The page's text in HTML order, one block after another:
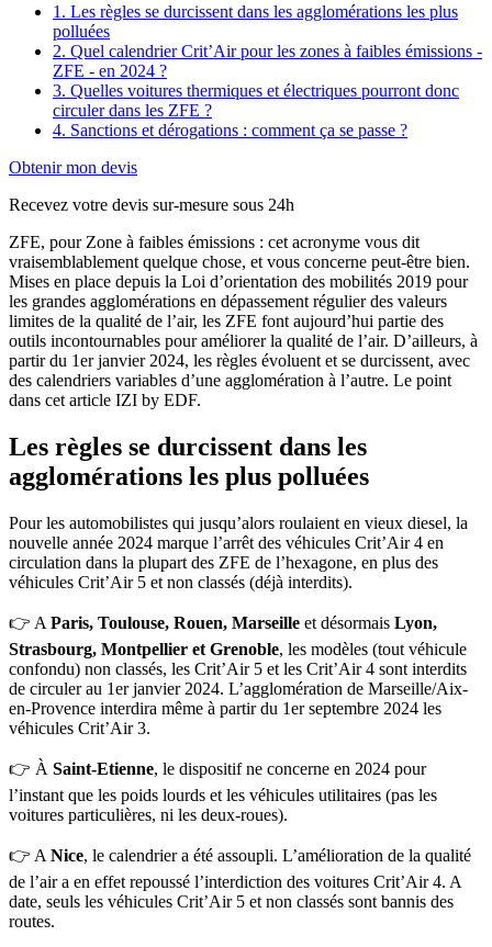
1. Les règles se durcissent dans les agglomérations les plus
polluées
2. Quel calendrier Crit’Air pour les zones à faibles émissions -
ZFE - en 2024 ?
3. Quelles voitures thermiques et électriques pourront donc
circuler dans les ZFE ?
4. Sanctions et dérogations : comment ça se passe ?
Obtenir mon devis
Recevez votre devis sur-mesure sous 24h
ZFE, pour Zone à faibles émissions : cet acronyme vous dit
vraisemblablement quelque chose, et vous concerne peut-être bien.
Mises en place depuis la Loi d’orientation des mobilités 2019 pour
les grandes agglomérations en dépassement régulier des valeurs
limites de la qualité de l’air, les ZFE font aujourd’hui partie des
outils incontournables pour améliorer la qualité de l’air. D’ailleurs, à
partir du 1er janvier 2024, les règles évoluent et se durcissent, avec
des calendriers variables d’une agglomération à l’autre. Le point
dans cet article IZI by EDF.
Les règles se durcissent dans les
agglomérations les plus polluées
Pour les automobilistes qui jusqu’alors roulaient en vieux diesel, la
nouvelle année 2024 marque l’arrêt des véhicules Crit’Air 4 en
circulation dans la plupart des ZFE de l’hexagone, en plus des
véhicules Crit’Air 5 et non classés (déjà interdits).
👉 A Paris, Toulouse, Rouen, Marseille et désormais Lyon,
Strasbourg, Montpellier et Grenoble, les modèles (tout véhicule
confondu) non classés, les Crit’Air 5 et les Crit’Air 4 sont interdits
de circuler au 1er janvier 2024. L’agglomération de Marseille/Aix-
en-Provence interdira même à partir du 1er septembre 2024 les
véhicules Crit’Air 3.
👉 À Saint-Etienne, le dispositif ne concerne en 2024 pour
l’instant que les poids lourds et les véhicules utilitaires (pas les
voitures particulières, ni les deux-roues).
👉 A Nice, le calendrier a été assoupli. L’amélioration de la qualité
de l’air a en effet repoussé l’interdiction des voitures Crit’Air 4. A
date, seuls les véhicules Crit’Air 5 et non classés sont bannis des
routes.